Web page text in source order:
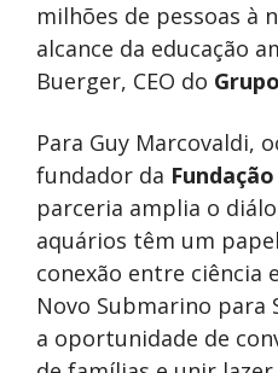
milhões de pessoas à
alcance da educação
Buerger, CEO do
Para Guy Marcovaldi,
fundador da
parceria amplia o
aquários têm um
conexão entre ciência
Novo Submarino para
a oportunidade de